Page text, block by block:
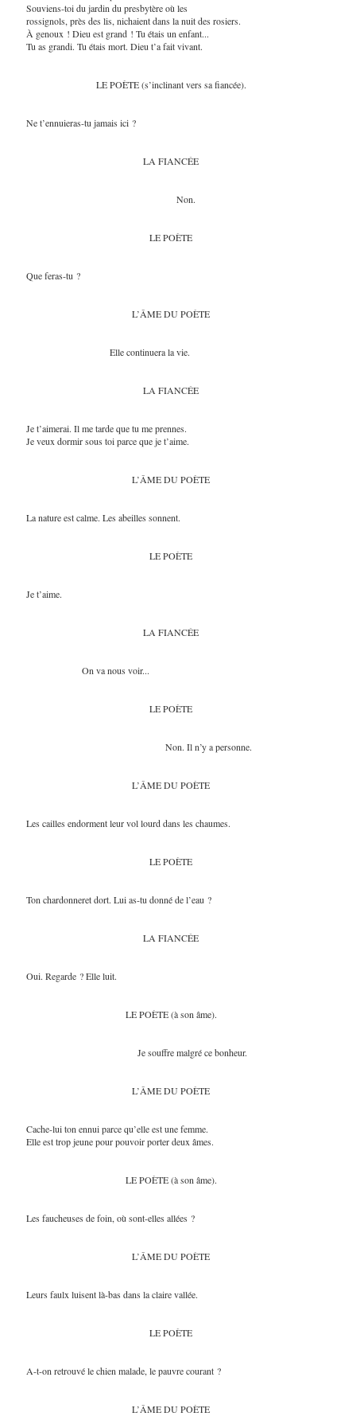
Souviens-toi du jardin du presbytère où les
rossignols, près des lis, nichaient dans la nuit des rosiers.
À genoux ! Dieu est grand ! Tu étais un enfant...
Tu as grandi. Tu étais mort. Dieu t’a fait vivant.
LE POÈTE (s’inclinant vers sa fiancée).
Ne t’ennuieras-tu jamais ici ?
LA FIANCÉE
Non.
LE POÈTE
Que feras-tu ?
L’ÂME DU POÈTE
Elle continuera la vie.
LA FIANCÉE
Je t’aimerai. Il me tarde que tu me prennes.
Je veux dormir sous toi parce que je t’aime.
L’ÂME DU POÈTE
La nature est calme. Les abeilles sonnent.
LE POÈTE
Je t’aime.
LA FIANCÉE
On va nous voir...
LE POÈTE
Non. Il n’y a personne.
L’ÂME DU POÈTE
Les cailles endorment leur vol lourd dans les chaumes.
LE POÈTE
Ton chardonneret dort. Lui as-tu donné de l’eau ?
LA FIANCÉE
Oui. Regarde ? Elle luit.
LE POÈTE (à son âme).
Je souffre malgré ce bonheur.
L’ÂME DU POÈTE
Cache-lui ton ennui parce qu’elle est une femme.
Elle est trop jeune pour pouvoir porter deux âmes.
LE POÈTE (à son âme).
Les faucheuses de foin, où sont-elles allées ?
L’ÂME DU POÈTE
Leurs faulx luisent là-bas dans la claire vallée.
LE POÈTE
A-t-on retrouvé le chien malade, le pauvre courant ?
L’ÂME DU POÈTE